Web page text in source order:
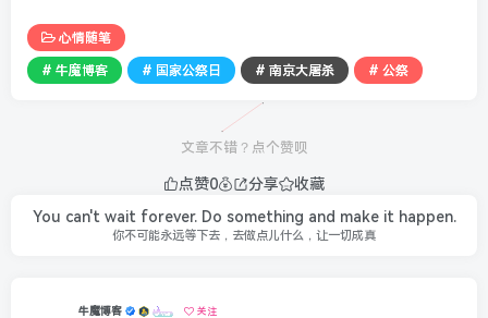
心情随笔
# 牛魔博客 # 国家公祭日 # 南京大屠杀 # 公祭
文章不错？点个赞呗
点赞0 分享
收藏
You can't wait forever. Do something and make it happen.
你不可能永远等下去，去做点儿什么，让一切成真
牛魔博客 关注